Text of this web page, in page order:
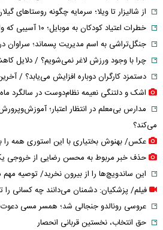
از شالیزار تا ویلا؛ سرمایه چگونه روستاهای
خطرات اعتیاد کودکان به موبایل؛ ۱۰ آسیبی که والدین باید جدی بگیرند
جنگل‌تراشی به اسم مدیریت پسماند؛ سراوان در
چرا با وجود ورزش لاغر نمی‌شویم؟ / دلایل
دستمزد کارگران دوباره افزایش می‌یابد؟ /
اشک و دلتنگی نعیمه نظام‌دوست در سالگرد
می‌کند؟
عکس/ بهنوش بختیاری با این استوری همه را
حذف خبر مربوط به محسن رضایی از خروجی
این ساندویچ‌ها را از بیرون نخرید/ توصیه مهم
فیلم/ پزشکیان: دشمنان می‌دانند چه کسانی را
عروسی رونالدو جنجالی شد؛ همسر مسی
حق انتخاب، نخستین قربانی انحصار